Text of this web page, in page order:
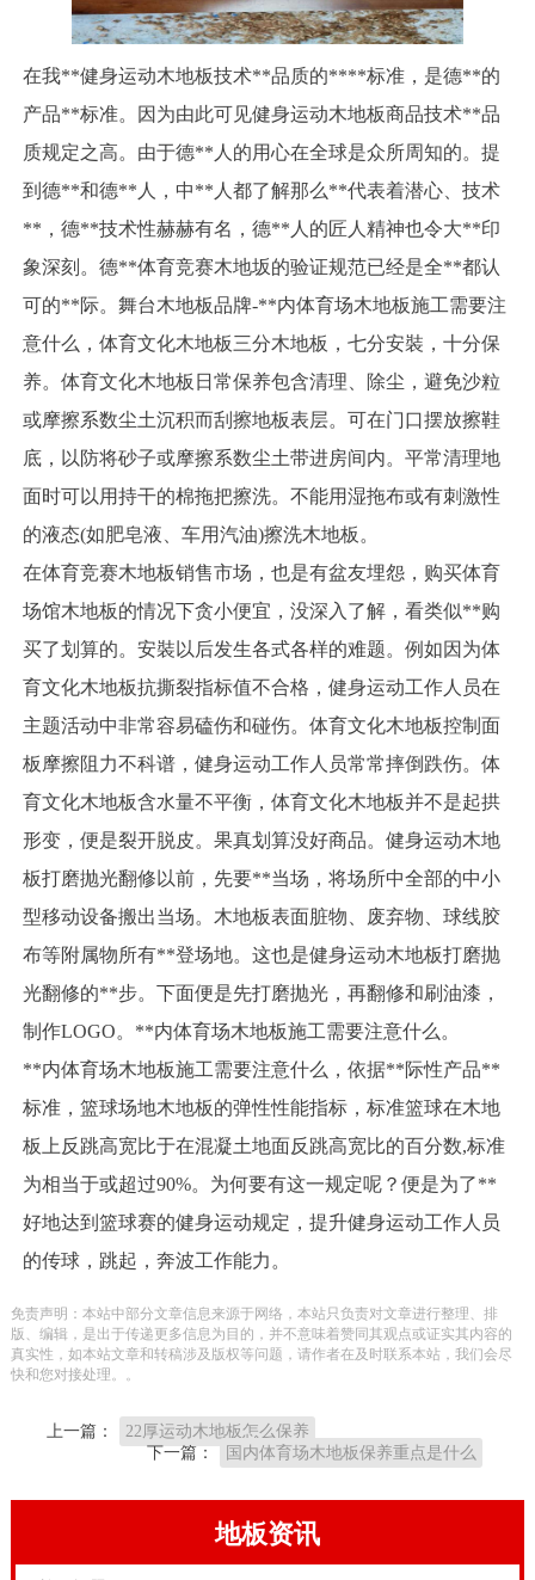
在我**健身运动木地板技术**品质的****标准，是德**的
产品**标准。因为由此可见健身运动木地板商品技术**品
质规定之高。由于德**人的用心在全球是众所周知的。提
到德**和德**人，中**人都了解那么**代表着潜心、技术
**，德**技术性赫赫有名，德**人的匠人精神也令大**印
象深刻。德**体育竞赛木地坂的验证规范已经是全**都认
可的**际。舞台木地板品牌-**内体育场木地板施工需要注
意什么，体育文化木地板三分木地板，七分安裝，十分保
养。体育文化木地板日常保养包含清理、除尘，避免沙粒
或摩擦系数尘土沉积而刮擦地板表层。可在门口摆放擦鞋
底，以防将砂子或摩擦系数尘土带进房间内。平常清理地
面时可以用持干的棉拖把擦洗。不能用湿拖布或有刺激性
的液态(如肥皂液、车用汽油)擦洗木地板。
在体育竞赛木地板销售市场，也是有盆友埋怨，购买体育
场馆木地板的情况下贪小便宜，没深入了解，看类似**购
买了划算的。安裝以后发生各式各样的难题。例如因为体
育文化木地板抗撕裂指标值不合格，健身运动工作人员在
主题活动中非常容易磕伤和碰伤。体育文化木地板控制面
板摩擦阻力不科谱，健身运动工作人员常常摔倒跌伤。体
育文化木地板含水量不平衡，体育文化木地板并不是起拱
形变，便是裂开脱皮。果真划算没好商品。健身运动木地
板打磨抛光翻修以前，先要**当场，将场所中全部的中小
型移动设备搬出当场。木地板表面脏物、废弃物、球线胶
布等附属物所有**登场地。这也是健身运动木地板打磨抛
光翻修的**步。下面便是先打磨抛光，再翻修和刷油漆，
制作LOGO。**内体育场木地板施工需要注意什么。
**内体育场木地板施工需要注意什么，依据**际性产品**
标准，篮球场地木地板的弹性性能指标，标准篮球在木地
板上反跳高宽比于在混凝土地面反跳高宽比的百分数,标准
为相当于或超过90%。为何要有这一规定呢？便是为了**
好地达到篮球赛的健身运动规定，提升健身运动工作人员
的传球，跳起，奔波工作能力。
免责声明：本站中部分文章信息来源于网络，本站只负责对文章进行整理、排
版、编辑，是出于传递更多信息为目的，并不意味着赞同其观点或证实其内容的
真实性，如本站文章和转稿涉及版权等问题，请作者在及时联系本站，我们会尽
快和您对接处理。。
上一篇：
22厚运动木地板怎么保养
下一篇：
国内体育场木地板保养重点是什么
地板资讯